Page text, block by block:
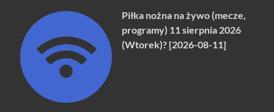
Piłka nożna na żywo (mecze,
programy) 11 sierpnia 2026
(Wtorek)? [2026-08-11]